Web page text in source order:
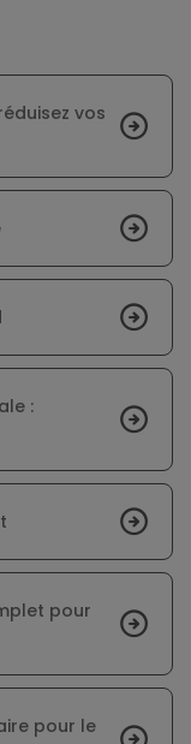
vos
:
pour
pour le